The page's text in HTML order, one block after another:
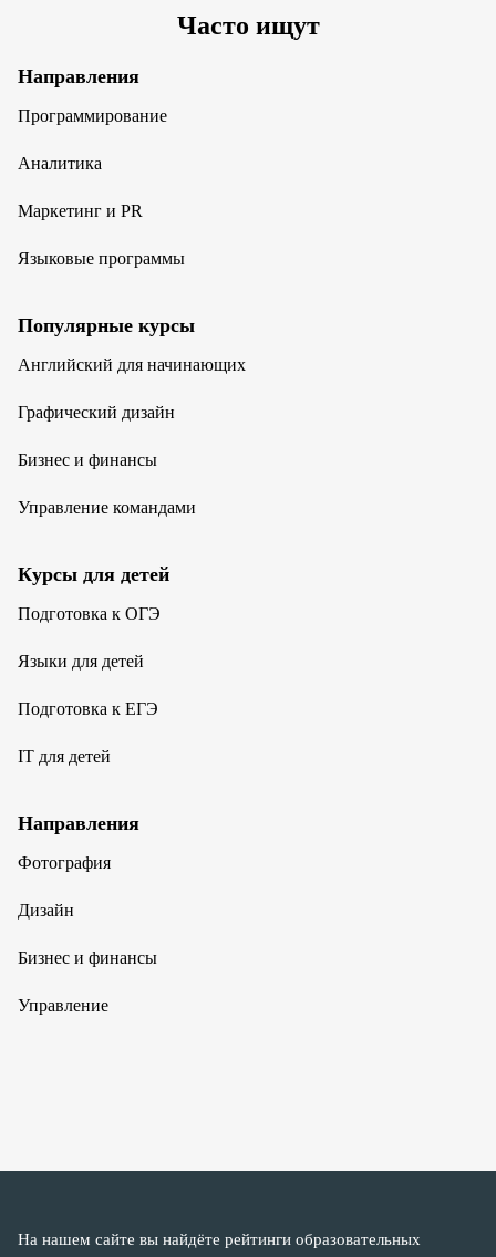
Часто ищут
Направления
Программирование
Аналитика
Маркетинг и PR
Языковые программы
Популярные курсы
Английский для начинающих
Графический дизайн
Бизнес и финансы
Управление командами
Курсы для детей
Подготовка к ОГЭ
Языки для детей
Подготовка к ЕГЭ
IT для детей
Направления
Фотография
Дизайн
Бизнес и финансы
Управление
На нашем сайте вы найдёте рейтинги образовательных